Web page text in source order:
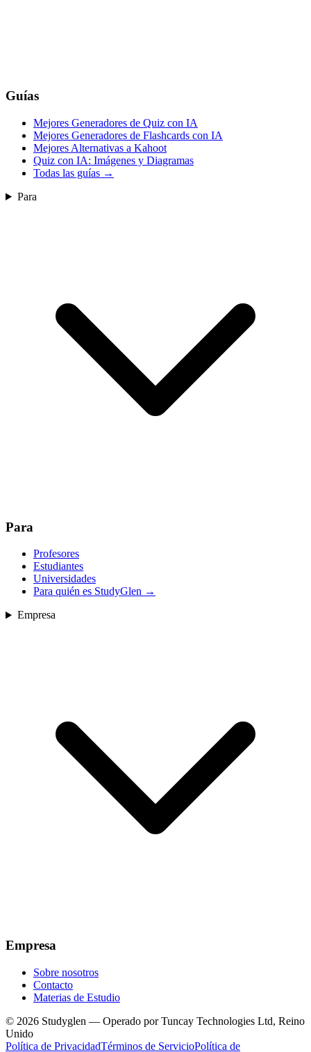
Guías
Mejores Generadores de Quiz con IA
Mejores Generadores de Flashcards con IA
Mejores Alternativas a Kahoot
Quiz con IA: Imágenes y Diagramas
Todas las guías →
Para
Para
Profesores
Estudiantes
Universidades
Para quién es StudyGlen →
Empresa
Empresa
Sobre nosotros
Contacto
Materias de Estudio
© 2026 Studyglen — Operado por Tuncay Technologies Ltd, Reino
Unido
Política de PrivacidadTérminos de ServicioPolítica de